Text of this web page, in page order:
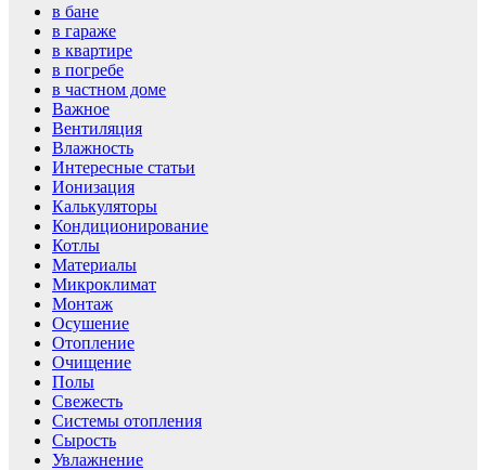
в бане
в гараже
в квартире
в погребе
в частном доме
Важное
Вентиляция
Влажность
Интересные статьи
Ионизация
Калькуляторы
Кондиционирование
Котлы
Материалы
Микроклимат
Монтаж
Осушение
Отопление
Очищение
Полы
Свежесть
Системы отопления
Сырость
Увлажнение